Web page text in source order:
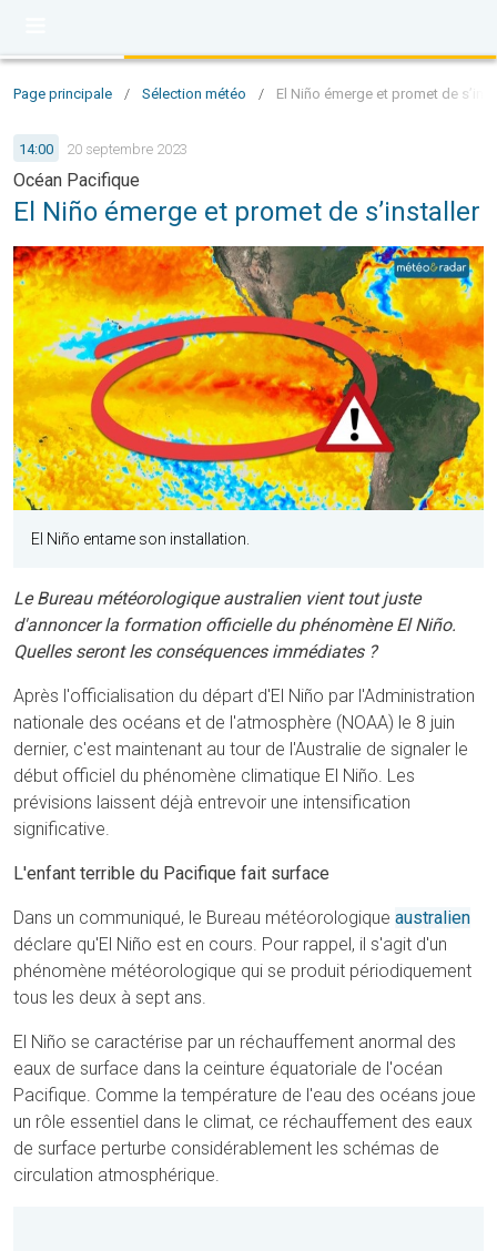
Page principale / Sélection météo / El Niño émerge et promet de
14:00 20 septembre 2023
Océan Pacifique
El Niño émerge et promet de s’installer
El Niño entame son installation.
Le Bureau météorologique australien vient tout juste
d'annoncer la formation officielle du phénomène El Niño.
Quelles seront les conséquences immédiates ?
Après l'officialisation du départ d'El Niño par l'Administration
nationale des océans et de l'atmosphère (NOAA) le 8 juin
dernier, c'est maintenant au tour de l'Australie de signaler le
début officiel du phénomène climatique El Niño. Les
prévisions laissent déjà entrevoir une intensification
significative.
L'enfant terrible du Pacifique fait surface
Dans un communiqué, le Bureau météorologique australien
déclare qu'El Niño est en cours. Pour rappel, il s'agit d'un
phénomène météorologique qui se produit périodiquement
tous les deux à sept ans.
El Niño se caractérise par un réchauffement anormal des
eaux de surface dans la ceinture équatoriale de l'océan
Pacifique. Comme la température de l'eau des océans joue
un rôle essentiel dans le climat, ce réchauffement des eaux
de surface perturbe considérablement les schémas de
circulation atmosphérique.